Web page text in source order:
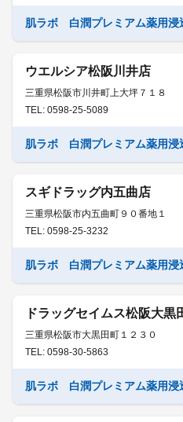
肌ラボ 白潤プレミアム薬用
ウエルシア松阪川井店
三重県松阪市川井町上大坪７１８
TEL: 0598-25-5089
肌ラボ 白潤プレミアム薬用
スギドラッグ内五曲店
三重県松阪市内五曲町９０番地１
TEL: 0598-25-3232
肌ラボ 白潤プレミアム薬用
ドラッグセイムス松阪大黒
三重県松阪市大黒田町１２３０
TEL: 0598-30-5863
肌ラボ 白潤プレミアム薬用